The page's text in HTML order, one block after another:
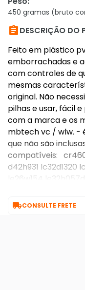
450 gramas (bruto
DESCRIÇÃO DO
Feito em plástico
emborrachadas e
com controles de
mesmas
original. Não
pilhas e usar, fácil
com a marca e os
mbtech vc / wlw. -
que não são
compatíveis:
d42h931 lc32d1320
le26w154
CONSULTE FRETE